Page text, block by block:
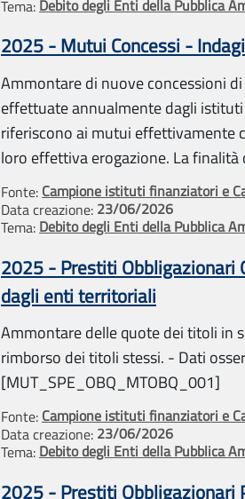
Tema: Debito degli Enti della Pubblica
2025 - Mutui Concessi -
Ammontare di nuove concessioni
effettuate annualmente dagli
riferiscono ai mutui effettivamente
loro effettiva erogazione. La finalità
Fonte: Campione istituti finanziatori e
Data creazione: 23/06/2026
Tema: Debito degli Enti della Pubblica
2025 - Prestiti Obbligazionari
dagli enti territoriali
Ammontare delle quote dei titoli in
rimborso dei titoli stessi. - Dati
[MUT_SPE_OBQ_MTOBQ_001]
Fonte: Campione istituti finanziatori e
Data creazione: 23/06/2026
Tema: Debito degli Enti della Pubblica
2025 - Prestiti Obbligazionari